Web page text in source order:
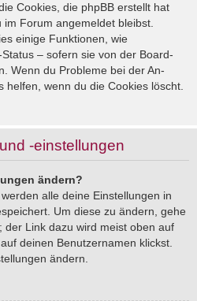
Cookies, die phpBB erstellt hat
Forum angemeldet bleibst.
einige Funktionen, wie
– sofern sie von der Board-
Wenn du Probleme bei der An-
helfen, wenn du die Cookies löscht.
-einstellungen
ändern?
alle deine Einstellungen in
Um diese zu ändern, gehe
der Link dazu wird meist oben auf
deinen Benutzernamen klickst.
ändern.